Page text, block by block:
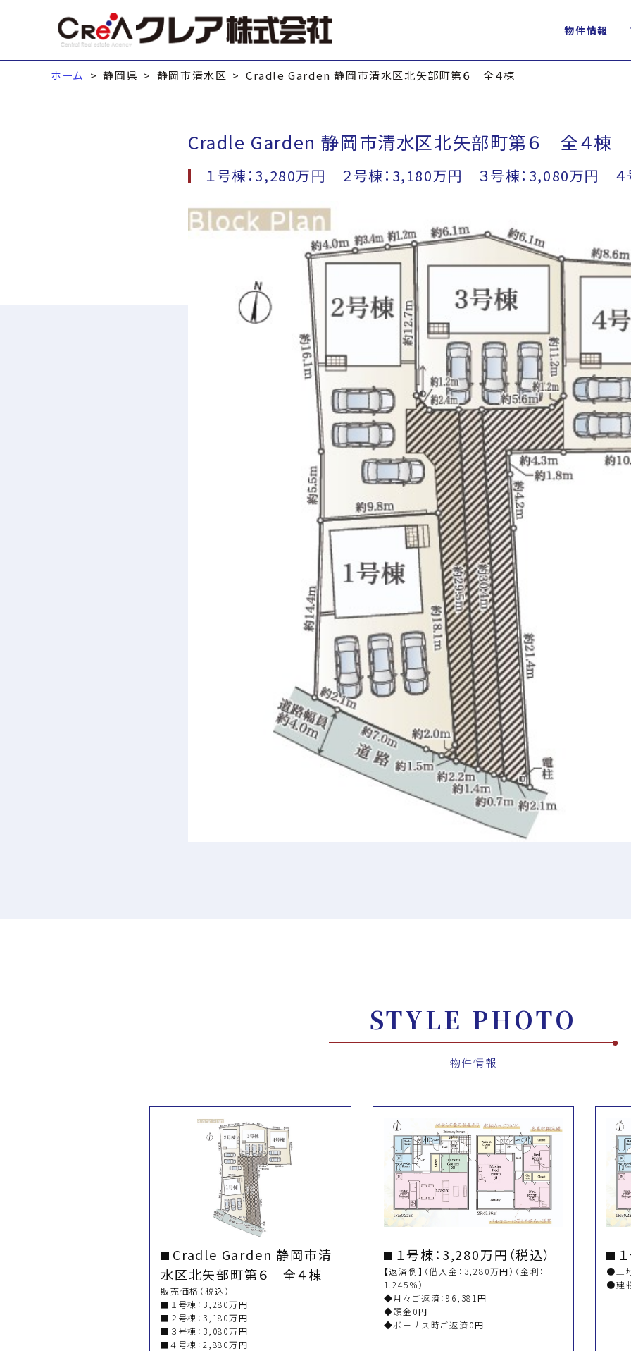
物件情報
ホーム 静岡県 静岡市清水区 Cradle Garden 静岡市清水区北矢部町第６ 全４棟
Cradle Garden 静岡市清水区北矢部町第６ 全４棟
１号棟：3,280万円 ２号棟：3,180万円 ３号棟：3,080万円 ４
STYLE PHOTO
物件情報
Cradle Garden 静岡市清
水区北矢部町第６ 全４棟
販売価格（税込）
■１号棟：3,280万円
■２号棟：3,180万円
■３号棟：3,080万円
■４号棟：2,880万円
１号棟：3,280万円（税込）
【返済例】（借入金：3,280万円）（金利：
1.245％）
◆月々ご返済：96,381円
◆頭金0円
◆ボーナス時ご返済0円
●土
●建